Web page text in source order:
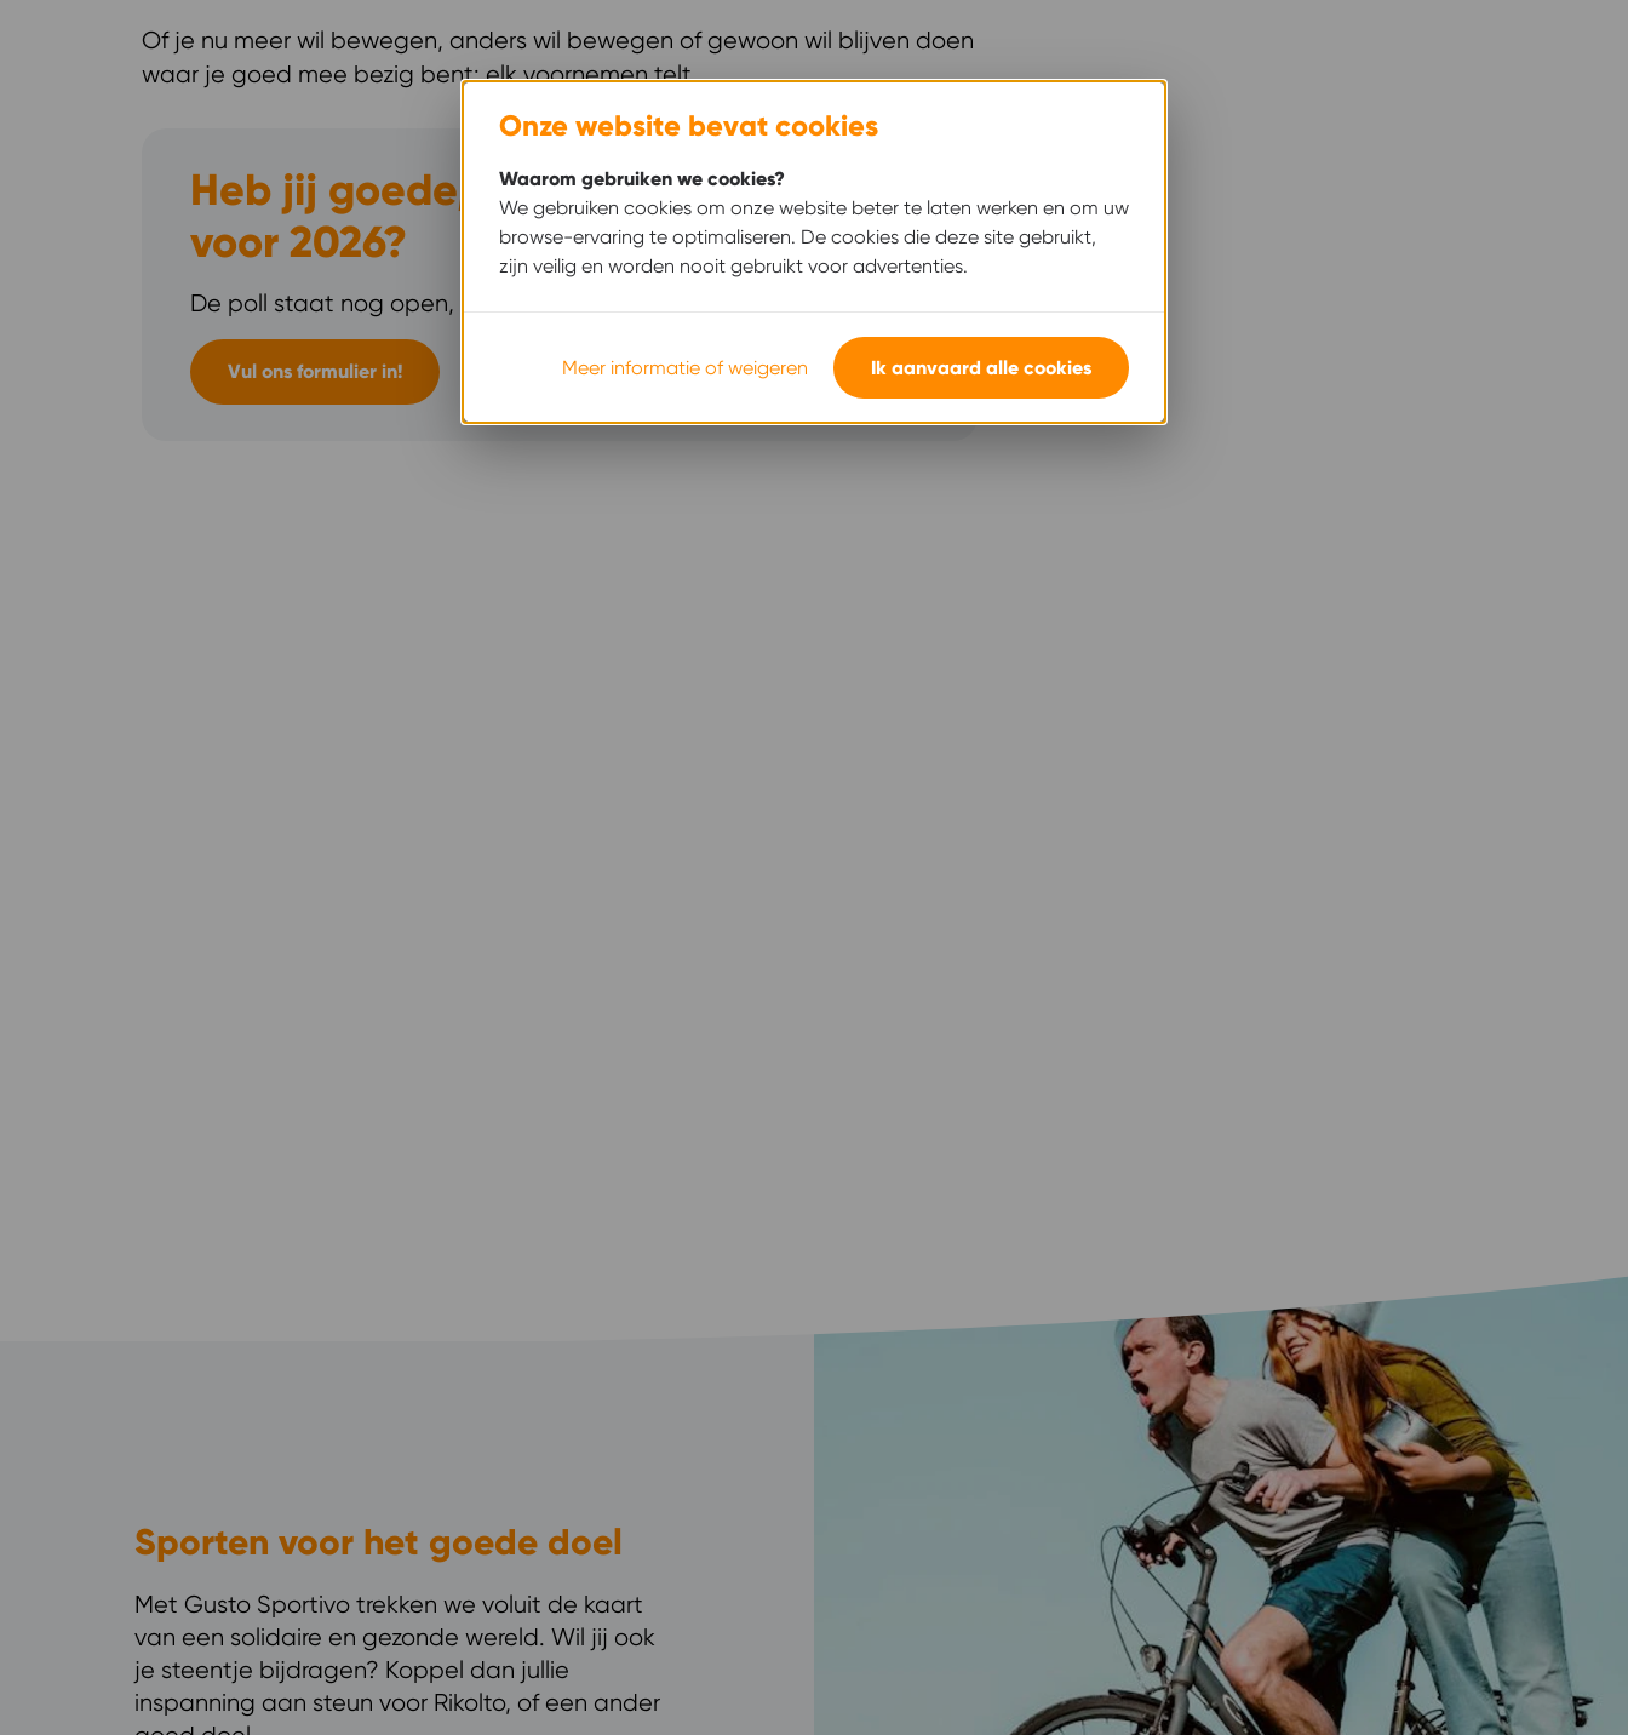
Of je nu meer wil bewegen, anders wil bewegen of gewoon wil blijven doen
waar je goed mee bezig bent: elk voornemen telt.
Heb jij goede, sportieve voornemens
voor 2026?
De poll staat nog open, dus laat van je horen!
Vul ons formulier in!
Sporten voor het goede doel
Met Gusto Sportivo trekken we voluit de kaart
van een solidaire en gezonde wereld. Wil jij ook
je steentje bijdragen? Koppel dan jullie
inspanning aan steun voor Rikolto, of een ander
Onze website bevat cookies
Waarom gebruiken we cookies?
We gebruiken cookies om onze website beter te laten werken en om uw
browse-ervaring te optimaliseren. De cookies die deze site gebruikt,
zijn veilig en worden nooit gebruikt voor advertenties.
Meer informatie of weigeren Ik aanvaard alle cookies